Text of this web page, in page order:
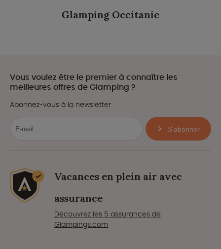
Glamping Occitanie
Vous voulez être le premier à connaître les
meilleures offres de Glamping ?
Abonnez-vous à la newsletter
S'abonner
Vacances en plein air avec
assurance
Découvrez les 5 assurances de
Glampings.com